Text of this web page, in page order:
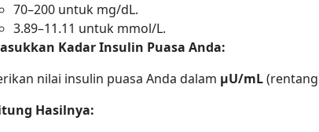
70–200 untuk mg/dL.
3.89–11.11 untuk mmol/L.
Kadar Insulin Puasa Anda:
nilai insulin puasa Anda dalam μU/mL
Hasilnya: